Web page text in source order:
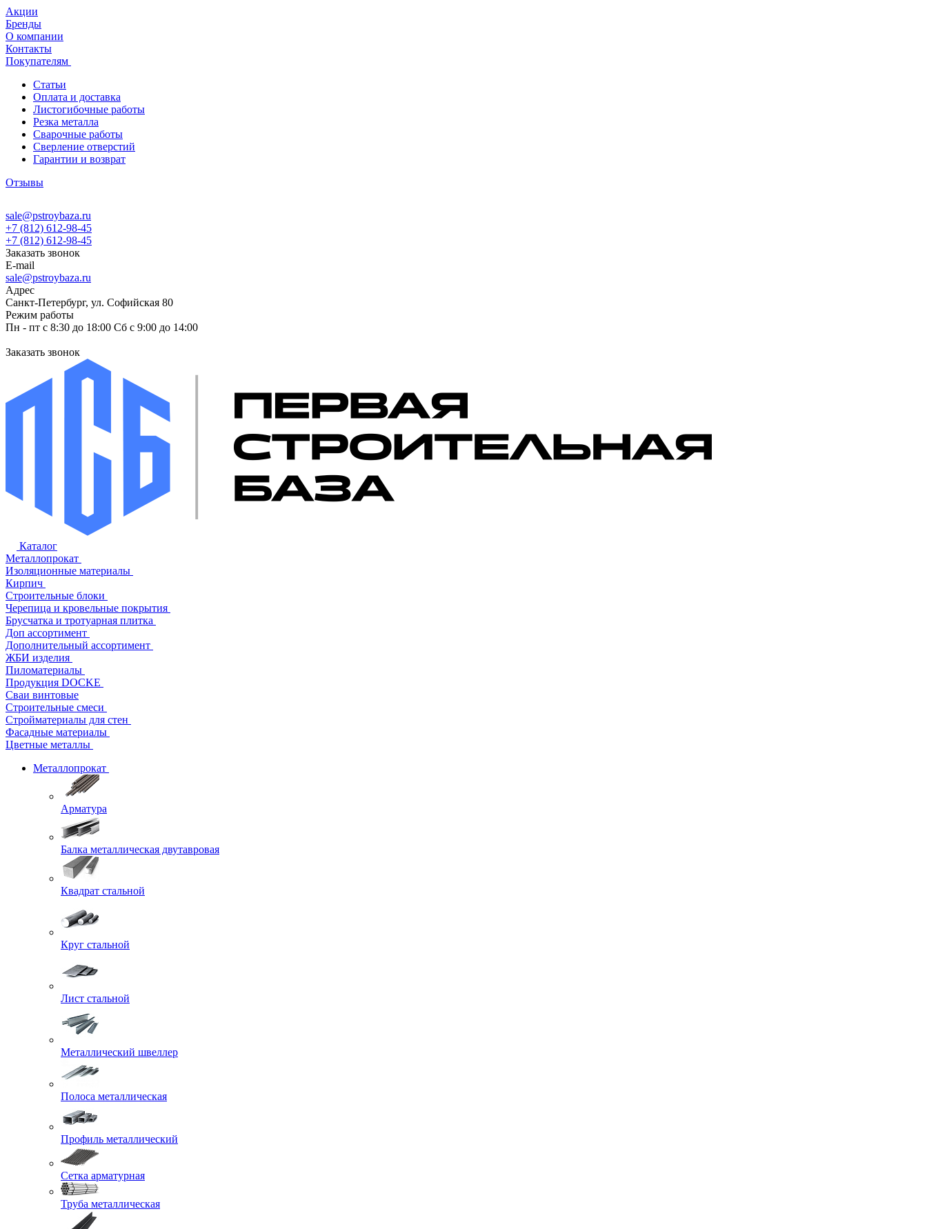
Акции
Бренды
О компании
Контакты
Покупателям
Статьи
Оплата и доставка
Листогибочные работы
Резка металла
Сварочные работы
Сверление отверстий
Гарантии и возврат
Отзывы
sale@pstroybaza.ru
+7 (812) 612-98-45
+7 (812) 612-98-45
Заказать звонок
E-mail
sale@pstroybaza.ru
Адрес
Санкт-Петербург, ул. Софийская 80
Режим работы
Пн - пт с 8:30 до 18:00 Сб с 9:00 до 14:00
Заказать звонок
Каталог
Металлопрокат
Изоляционные материалы
Кирпич
Строительные блоки
Черепица и кровельные покрытия
Брусчатка и тротуарная плитка
Доп ассортимент
Дополнительный ассортимент
ЖБИ изделия
Пиломатериалы
Продукция DOCKE
Сваи винтовые
Строительные смеси
Стройматериалы для стен
Фасадные материалы
Цветные металлы
Металлопрокат
Арматура
Балка металлическая двутавровая
Квадрат стальной
Круг стальной
Лист стальной
Металлический швеллер
Полоса металлическая
Профиль металлический
Сетка арматурная
Труба металлическая